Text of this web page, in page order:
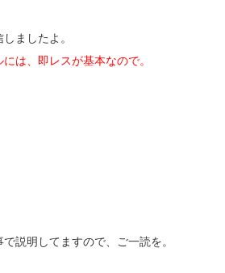
ましたよ。
は、即レスが基本なので。
説明してますので、ご一読を。